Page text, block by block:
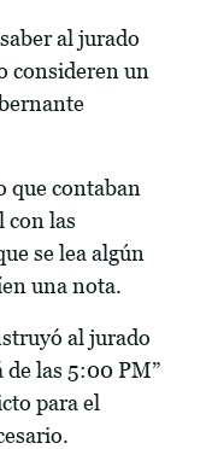
al jurado
consideren un
que contaban
con las
se lea algún
una nota.
al jurado
de las 5:00 PM”
para el